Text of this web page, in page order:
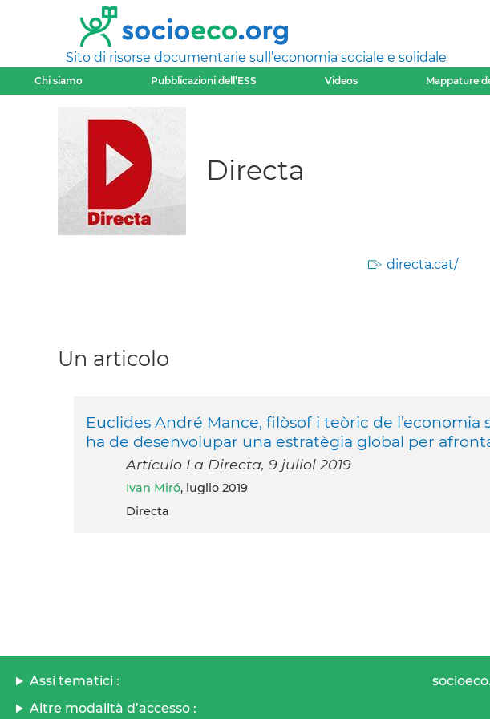
Sito di risorse documentarie sull’economia sociale e solidale
Chi siamo Pubblicazioni dell’ESS Videos Mappature
Directa
directa.cat/
Un articolo
Euclides André Mance, filòsof i teòric de l’economia
ha de desenvolupar una estratègia global per
Artículo La Directa, 9 juliol 2019
Ivan Miró, luglio 2019
Directa
Assi tematici :
Altre modalità d’accesso :